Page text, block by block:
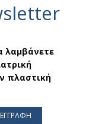
λαμβάνετε
πλαστική